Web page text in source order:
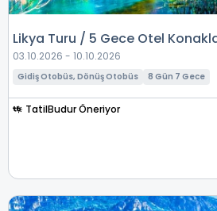
Likya Turu / 5 Gece Otel
03.10.2026 - 10.10.2026
Gidiş Otobüs, Dönüş Otobüs 8 Gün 7 Gece
TatilBudur Öneriyor